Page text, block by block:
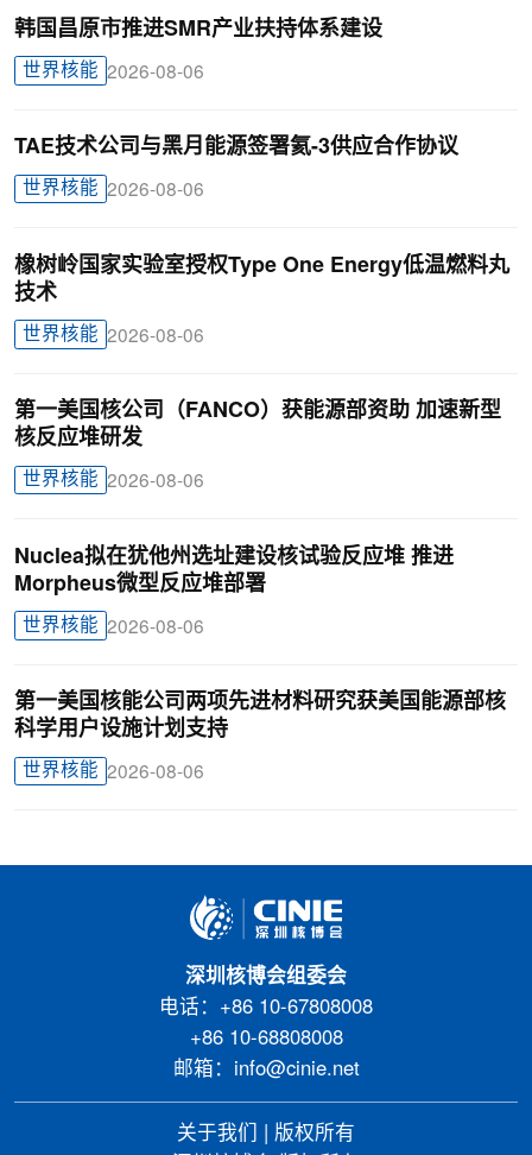
韩国昌原市推进SMR产业扶持体系建设
世界核能 2026-08-06
TAE技术公司与黑月能源签署氦-3供应合作协议
世界核能 2026-08-06
橡树岭国家实验室授权Type One Energy低温燃料丸
技术
世界核能 2026-08-06
第一美国核公司（FANCO）获能源部资助 加速新型
核反应堆研发
世界核能 2026-08-06
Nuclea拟在犹他州选址建设核试验反应堆 推进
Morpheus微型反应堆部署
世界核能 2026-08-06
第一美国核能公司两项先进材料研究获美国能源部核
科学用户设施计划支持
世界核能 2026-08-06
深圳核博会组委会
电话：+86 10-67808008
+86 10-68808008
邮箱：info@cinie.net
关于我们
版权所有